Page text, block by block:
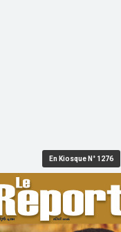
En Kiosque N° 1276